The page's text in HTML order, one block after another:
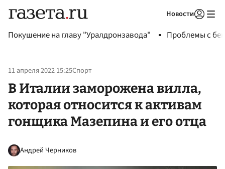
Новости
Покушение на главу "Уралдронзавода" Проблемы с
11 апреля 2022 15:25Спорт
В Италии заморожена вилла,
которая относится к активам
гонщика Мазепина и его отца
Андрей Черников